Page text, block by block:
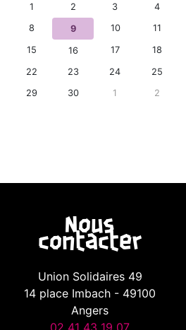
1
2 3 4
8
9 10 11
15 16 17 18
22 23 24 25
29
30 1 2
Nous
contacter
Union Solidaires 49
14 place Imbach - 49100
Angers
02 41 43 19 07